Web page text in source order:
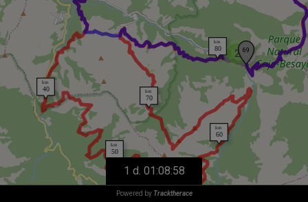
Powered by Tracktherace
2
1 d. 01:08:58